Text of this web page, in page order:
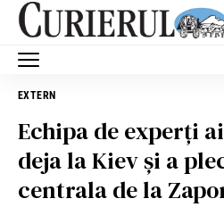
EXTERN
Echipa de experți
deja la Kiev și a
centrala de la